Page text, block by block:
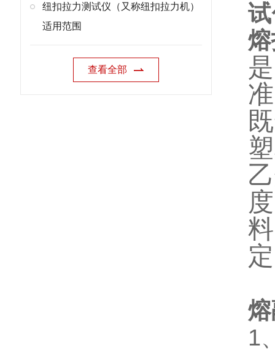
纽扣拉力测试仪（又称纽扣拉力机）
适用范围
查看全部
1